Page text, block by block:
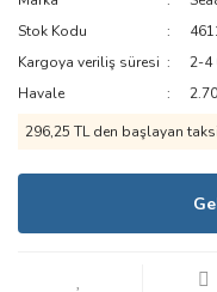
Stok Kodu
Kargoya veriliş süresi
2-4
Havale
296,25 TL den başlayan